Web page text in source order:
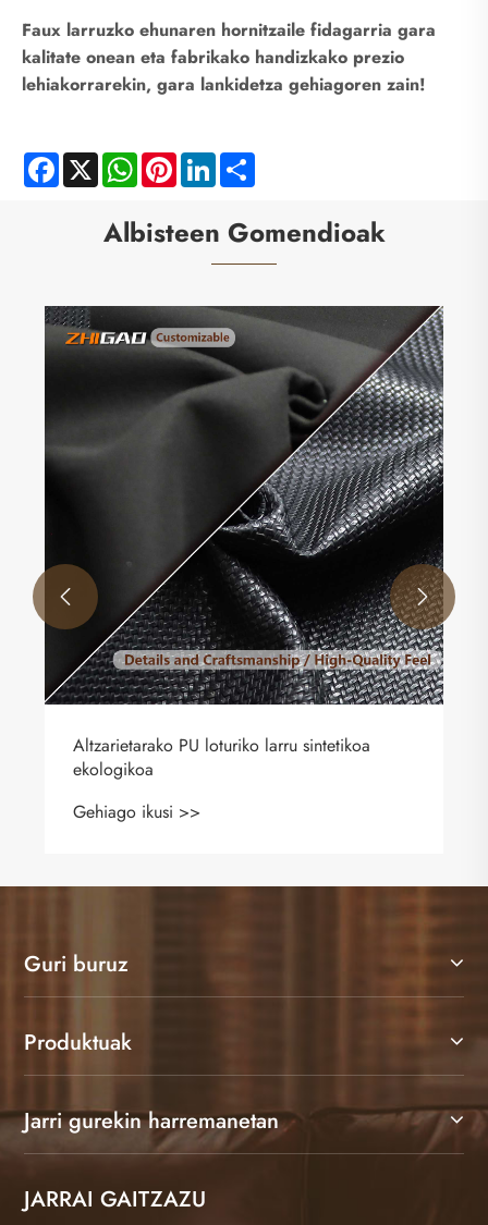
Faux larruzko ehunaren hornitzaile fidagarria gara
kalitate onean eta fabrikako handizkako prezio
lehiakorrarekin, gara lankidetza gehiagoren zain!
Facebook
X WhatsApp
PinterestLinkedIn
Albisteen Gomendioak
2026 Suede Leather Industry Trends Zhigao
Leather Factory-ren material estandar berriak
Gehiago ikusi >>
 
Guri buruz
Produktuak
Jarri gurekin harremanetan
JARRAI GAITZAZU